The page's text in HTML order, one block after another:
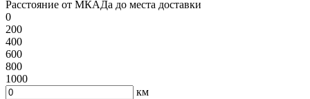
Расстояние от МКАДа до места доставки
0
200
400
600
800
1000
км